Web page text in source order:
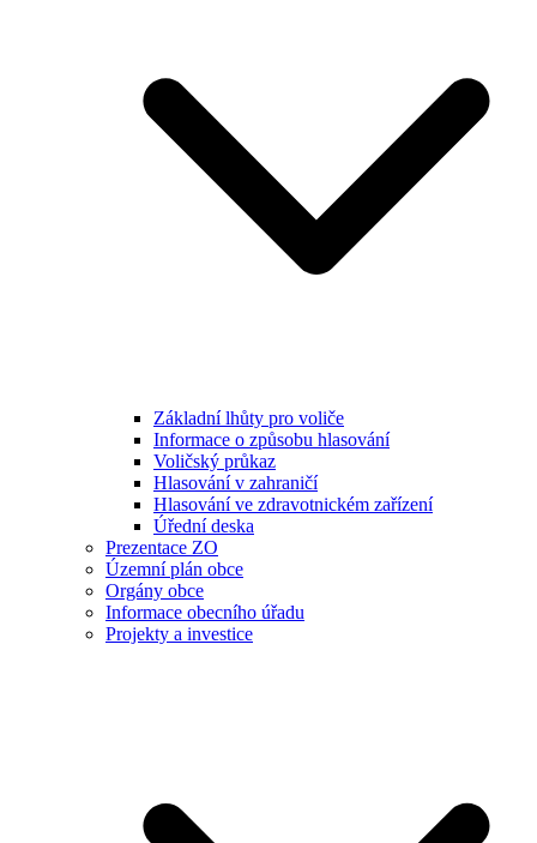
Základní lhůty pro voliče
Informace o způsobu hlasování
Voličský průkaz
Hlasování v zahraničí
Hlasování ve zdravotnickém zařízení
Úřední deska
Prezentace ZO
Územní plán obce
Orgány obce
Informace obecního úřadu
Projekty a investice